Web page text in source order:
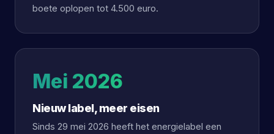
boete oplopen tot 4.500 euro.
Mei 2026
Nieuw label, meer eisen
Sinds 29 mei 2026 heeft het energielabel een